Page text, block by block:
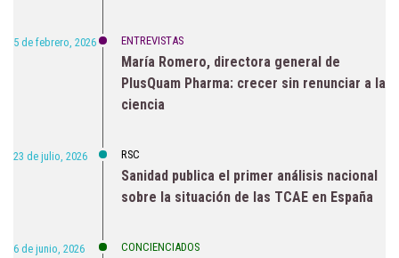
5 de febrero, 2026 ENTREVISTAS
María Romero, directora general de
PlusQuam Pharma: crecer sin renunciar a la
ciencia
23 de julio, 2026 RSC
Sanidad publica el primer análisis nacional
sobre la situación de las TCAE en España
6 de junio, 2026 CONCIENCIADOS